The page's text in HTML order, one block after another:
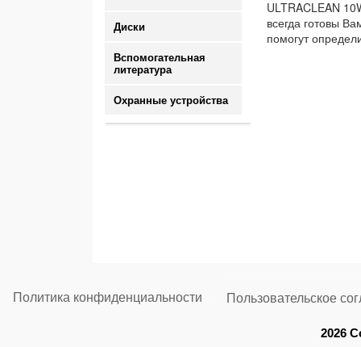
Диски
Вспомогательная
литература
Охранные устройства
ULTRACLEAN
всегда готовы
помогут
Политика конфиденциальности Пользовательское
2026